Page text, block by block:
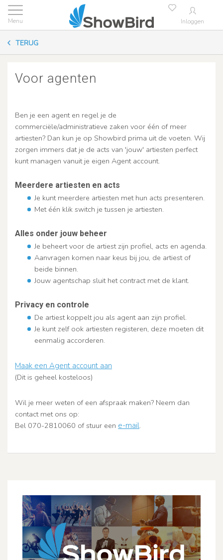
Inloggen
TERUG
Voor agenten
Ben je een agent en regel je de
commerciële/administratieve zaken voor één of meer
artiesten? Dan kun je op Showbird prima uit de voeten. Wij
zorgen immers dat je de acts van 'jouw' artiesten perfect
kunt managen vanuit je eigen Agent account.
Meerdere artiesten en acts
Je kunt meerdere artiesten met hun acts presenteren.
Met één klik switch je tussen je artiesten.
Alles onder jouw beheer
Je beheert voor de artiest zijn profiel, acts en agenda.
Aanvragen komen naar keus bij jou, de artiest of
beide binnen.
Jouw agentschap sluit het contract met de klant.
Privacy en controle
De artiest koppelt jou als agent aan zijn profiel.
Je kunt zelf ook artiesten registeren, deze moeten dit
eenmalig accorderen.
Maak een Agent account aan
(Dit is geheel kosteloos)
Wil je meer weten of een afspraak maken? Neem dan
contact met ons op:
Bel 070-2810060 of stuur een e-mail.